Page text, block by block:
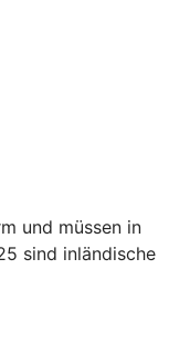
und müssen in
sind inländische